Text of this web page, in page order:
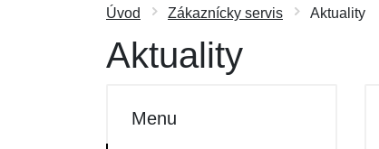
Pánske
Dámske
Úvod Zákaznícky servis Aktuality
Aktuality
Menu